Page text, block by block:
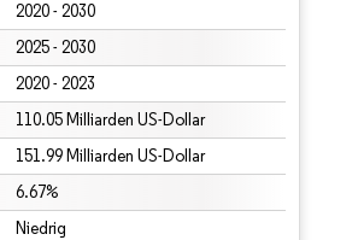
2020 - 2030
2025 - 2030
2020 - 2023
110.05 Milliarden US-Dollar
151.99 Milliarden US-Dollar
6.67%
Niedrig